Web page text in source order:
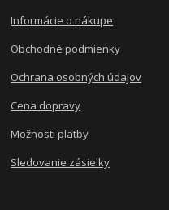
Informácie o nákupe
Obchodné podmienky
Ochrana osobných údajov
Cena dopravy
Možnosti platby
Sledovanie zásielky